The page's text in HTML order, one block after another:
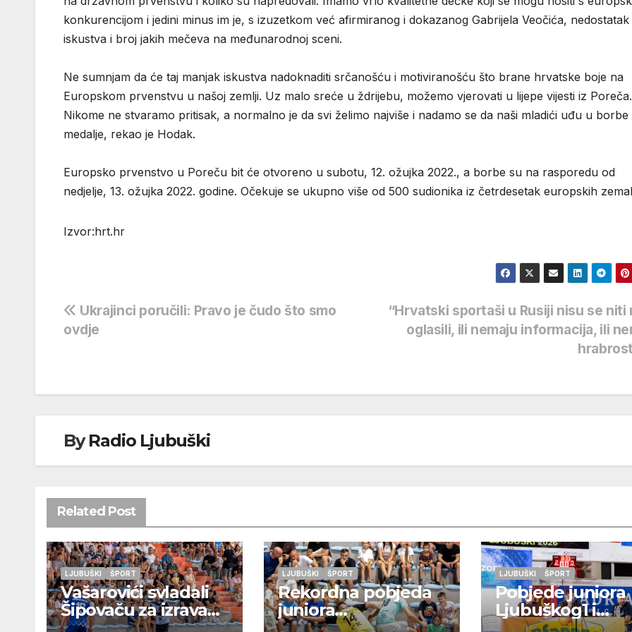
konkurencijom i jedini minus im je, s izuzetkom već afirmiranog i dokazanog Gabrijela Veočića, nedostatak
iskustva i broj jakih mečeva na međunarodnoj sceni.
Ne sumnjam da će taj manjak iskustva nadoknaditi srčanošću i motiviranošću što brane hrvatske boje na
Europskom prvenstvu u našoj zemlji. Uz malo sreće u ždrijebu, možemo vjerovati u lijepe vijesti iz Poreča.
Nikome ne stvaramo pritisak, a normalno je da svi želimo najviše i nadamo se da naši mladići uđu u borbe
medalje, rekao je Hodak.
Europsko prvenstvo u Poreču bit će otvoreno u subotu, 12. ožujka 2022., a borbe su na rasporedu od
nedjelje, 13. ožujka 2022. godine. Očekuje se ukupno više od 500 sudionika iz četrdesetak europskih
Izvor:hrt.hr
Navigacija
objava
“Hrvatski sportaši u Rusiji nisu se niti
oglasili, ili nemaju informacija, ili
Ukrajinci poručili: Pravo je čudo što smo
ovdje
ByRadio Ljubuški
Related Post
LJUBUŠKI ŠPORT
Vašarovići svladali
Šipovaču za izravan
plasman u
LJUBUŠKI ŠPORT
Rekordna pobjeda
juniora
Otok/Grabovnika
LJUBUŠKI ŠPORT
Pobjede juniora
Ljubuškog1 i
Studenaca koji